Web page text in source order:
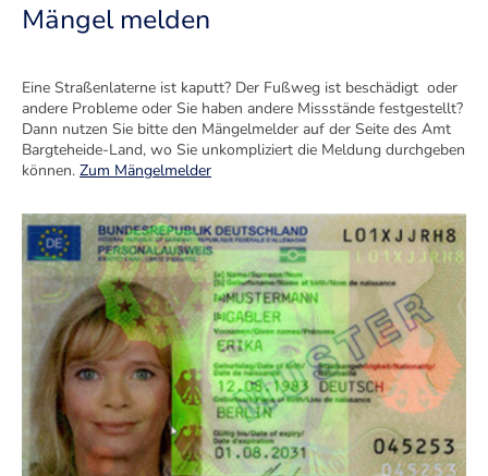
Mängel melden
Eine Straßenlaterne ist kaputt? Der Fußweg ist beschädigt oder
andere Probleme oder Sie haben andere Missstände festgestellt?
Dann nutzen Sie bitte den Mängelmelder auf der Seite des Amt
Bargteheide-Land, wo Sie unkompliziert die Meldung durchgeben
können. Zum Mängelmelder